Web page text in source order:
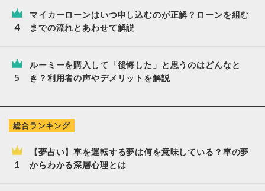
マイカーローンはいつ申し込むのが正解？ローンを組む
までの流れとあわせて解説
ルーミーを購入して「後悔した」と思うのはどんなと
き？利用者の声やデメリットを解説
総合ランキング
【夢占い】車を運転する夢は何を意味している？車の夢
からわかる深層心理とは